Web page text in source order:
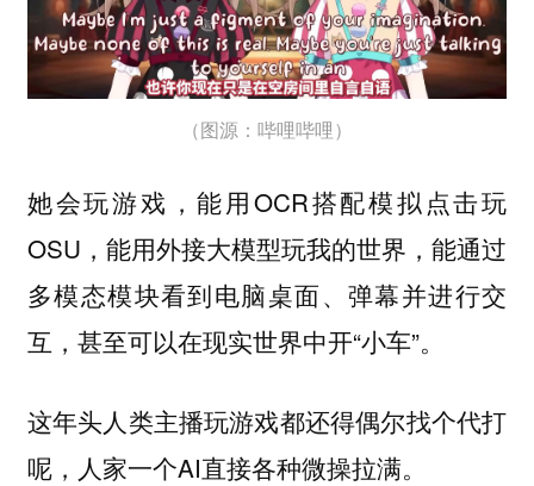
（图源：哔哩哔哩）
她会玩游戏，能用OCR搭配模拟点击玩
OSU，能用外接大模型玩我的世界，能通过
多模态模块看到电脑桌面、弹幕并进行交
互，甚至可以在现实世界中开“小车”。
这年头人类主播玩游戏都还得偶尔找个代打
呢，人家一个AI直接各种微操拉满。